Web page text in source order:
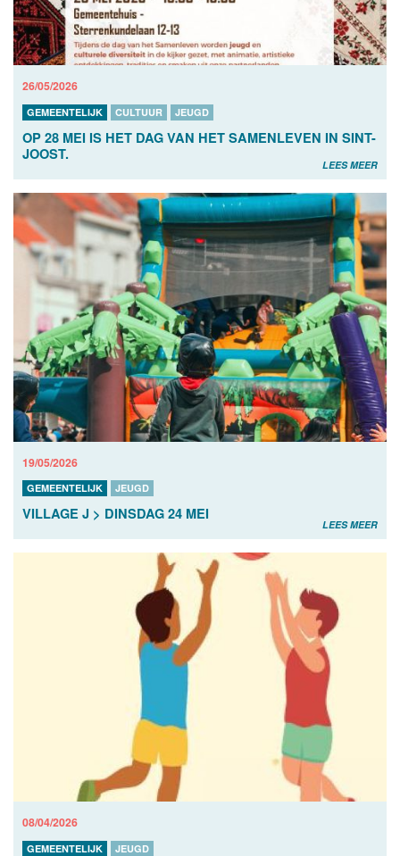
26/05/2026
GEMEENTELIJK CULTUUR JEUGD
OP 28 MEI IS HET DAG VAN HET SAMENLEVEN IN SINT-
JOOST.
LEES MEER
19/05/2026
GEMEENTELIJK JEUGD
VILLAGE J > DINSDAG 24 MEI
LEES MEER
08/04/2026
GEMEENTELIJK JEUGD